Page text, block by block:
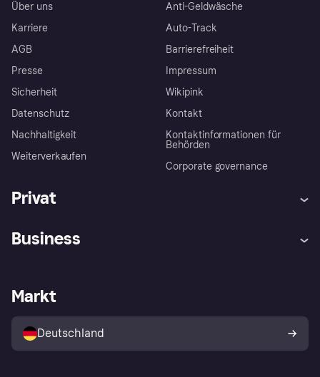
Über uns
Karriere
AGB
Presse
Sicherheit
Datenschutz
Nachhaltigkeit
Weiterverkaufen
Anti-Geldwäsche
Auto-Track
Barrierefreiheit
Impressum
Wikipink
Kontakt
Kontaktinformationen für
Behörden
Corporate governance
Privat
Klarna App
Shops entdecken
Käuferschutzrichtlinie
Dein Widerrufsrecht
Business
Händlerportal
Markt
Deutschland